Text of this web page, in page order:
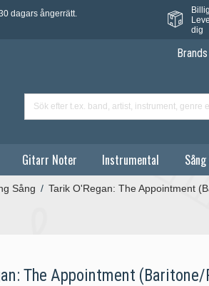
dagars ångerrätt.
dig
Brands
Gitarr Noter Instrumental
Sång / Tarik O'Regan: The Appointment
The Appointment